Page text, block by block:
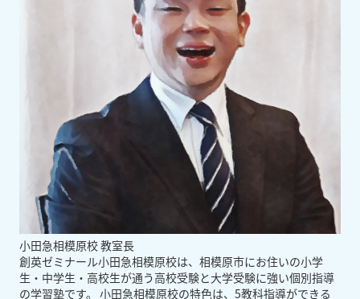
小田急相模原校 教室長
創英ゼミナール小田急相模原校は、相模原市にお住いの小学
生・中学生・高校生が通う高校受験と大学受験に強い個別指導
の学習塾です。 小田急相模原校の特色は、5教科指導ができる